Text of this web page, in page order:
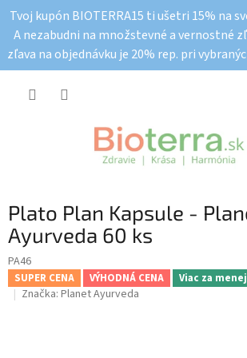
obsah
Tvoj kupón BIOTERRA15 ti ušetri 15% na
A nezabudni na množstevné a vernostné
zľava na objednávku je 20% rep. pri
Plato Plan Kapsule -
Ayurveda 60 ks
PA46
SUPER CENA VÝHODNÁ CENA Viac za menej
Značka: Planet Ayurveda